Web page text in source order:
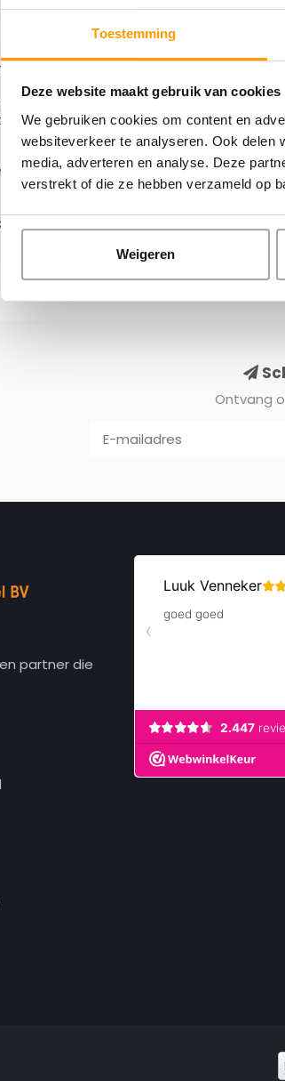
Toestemming
Deze website maakt gebruik van cookies
We gebruiken cookies om content en
websiteverkeer te analyseren. Ook delen
media, adverteren en analyse. Deze
verstrekt of die ze hebben verzameld op
Weigeren
€50,00
je apparaat
is vandaag
Ontvang
partner die